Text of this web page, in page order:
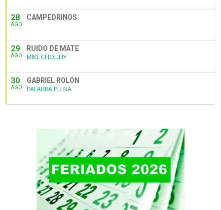
28
AGO
CAMPEDRINOS
29
AGO
RUIDO DE MATE
MIKE CHOUHY
30
AGO
GABRIEL ROLÓN
PALABRA PLENA